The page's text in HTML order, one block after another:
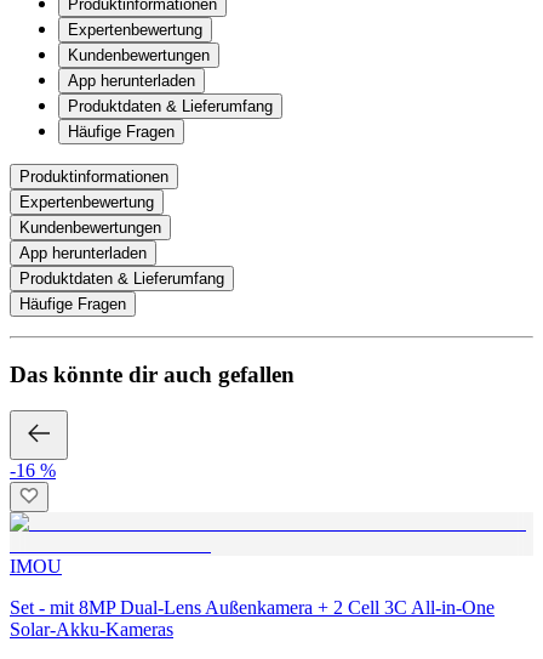
Produktinformationen
Expertenbewertung
Kundenbewertungen
App herunterladen
Produktdaten & Lieferumfang
Häufige Fragen
Produktinformationen
Expertenbewertung
Kundenbewertungen
App herunterladen
Produktdaten & Lieferumfang
Häufige Fragen
Das könnte dir auch gefallen
-16 %
IMOU
Set - mit 8MP Dual-Lens Außenkamera + 2 Cell 3C All-in-One
Solar-Akku-Kameras